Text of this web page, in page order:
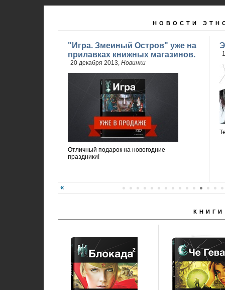
НОВОСТИ
"Игра. Змеиный Остров" уже на
прилавках книжных магазинов.
20 декабря 2013, Новинки
Отличный подарок на новогодние
праздники!
КНИГИ